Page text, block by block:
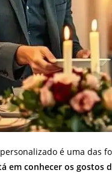
é uma das
em conhecer os gostos